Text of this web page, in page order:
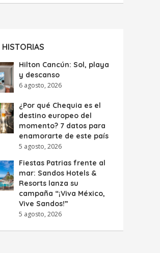
HISTORIAS
Hilton Cancún: Sol, playa
y descanso
6 agosto, 2026
¿Por qué Chequia es el
destino europeo del
momento? 7 datos para
enamorarte de este país
5 agosto, 2026
Fiestas Patrias frente al
mar: Sandos Hotels &
Resorts lanza su
campaña “¡Viva México,
Vive Sandos!”
5 agosto, 2026